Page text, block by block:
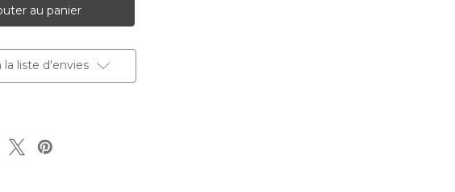
la liste d'envies